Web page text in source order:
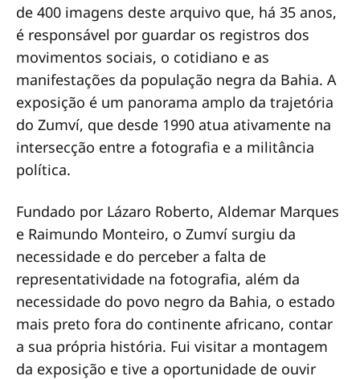
de 400 imagens deste arquivo que, há 35 anos,
é responsável por guardar os registros dos
movimentos sociais, o cotidiano e as
manifestações da população negra da Bahia. A
exposição é um panorama amplo da trajetória
do Zumví, que desde 1990 atua ativamente na
intersecção entre a fotografia e a militância
política.
Fundado por Lázaro Roberto, Aldemar Marques
e Raimundo Monteiro, o Zumví surgiu da
necessidade e do perceber a falta de
representatividade na fotografia, além da
necessidade do povo negro da Bahia, o estado
mais preto fora do continente africano, contar
a sua própria história. Fui visitar a montagem
da exposição e tive a oportunidade de ouvir